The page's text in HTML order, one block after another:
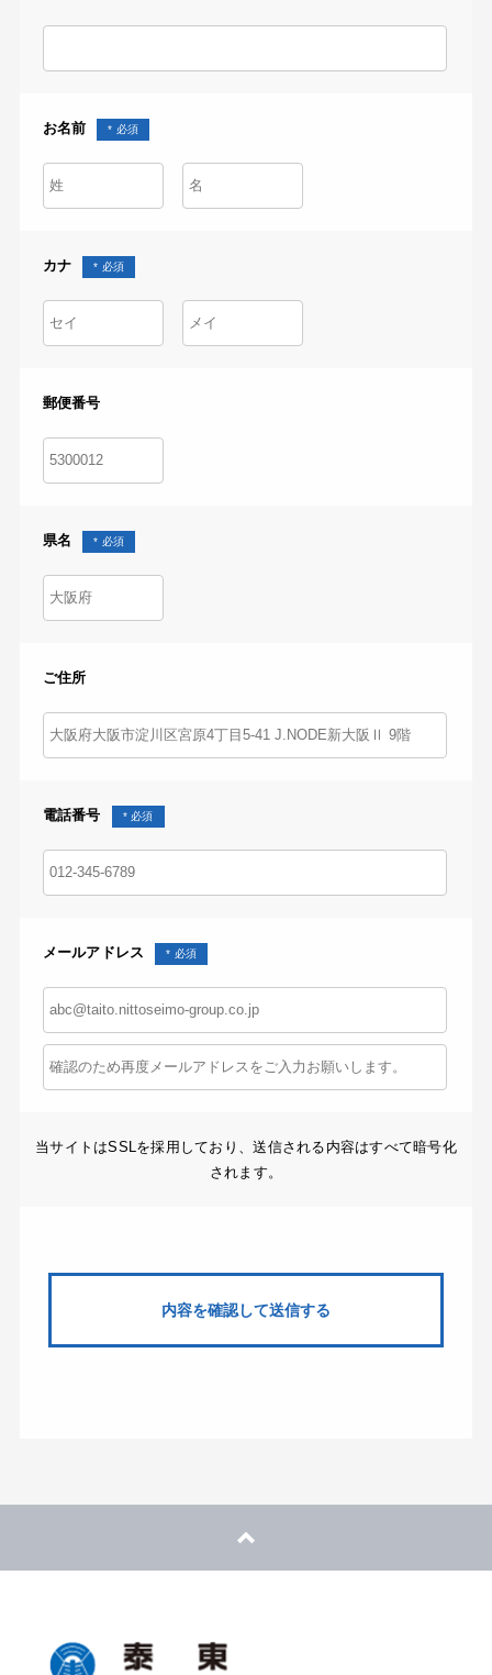
お名前
カナ
郵便番号
県名
ご住所
電話番号
メールアドレス
当サイトはSSLを採用しており、送信される内容はすべて暗号化
されます。